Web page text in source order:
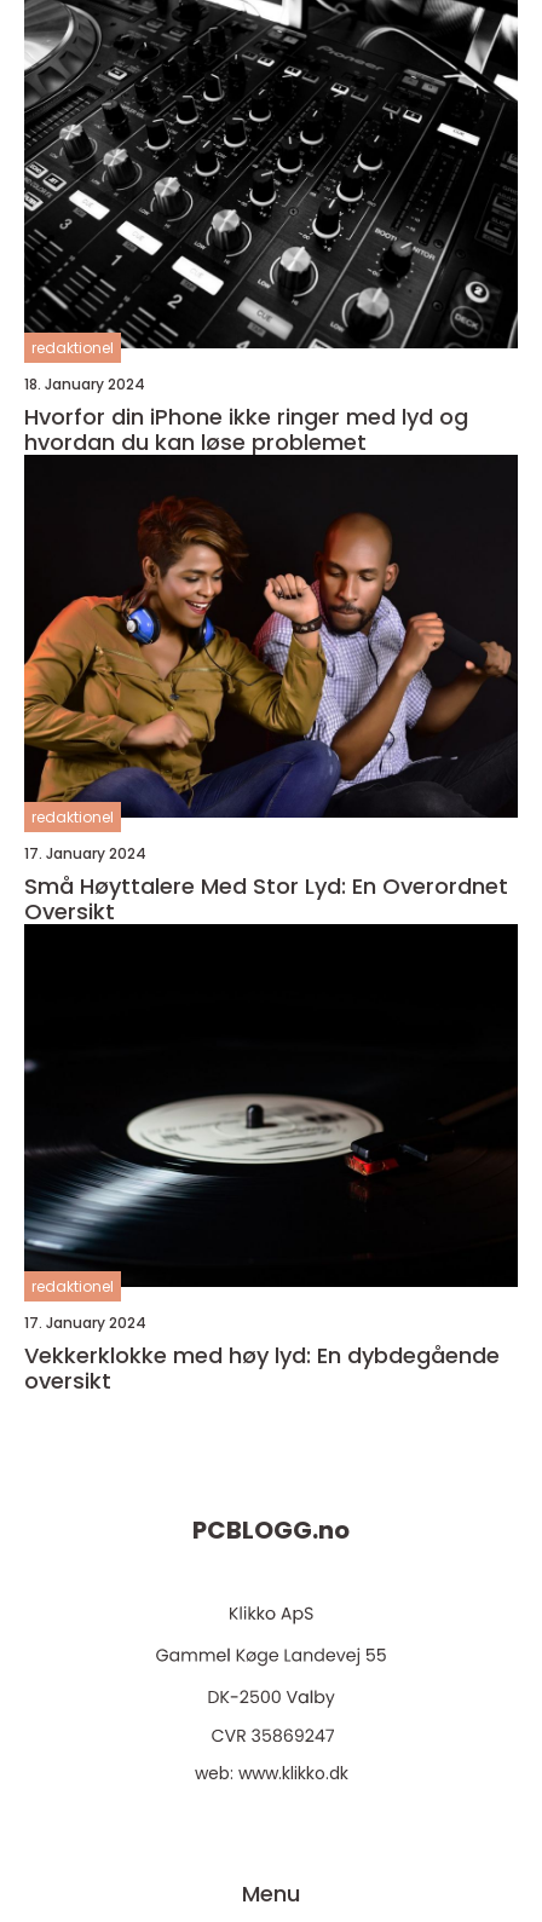
redaktionel
18. January 2024
Hvorfor din iPhone ikke ringer med lyd og
hvordan du kan løse problemet
redaktionel
17. January 2024
Små Høyttalere Med Stor Lyd: En Overordnet
Oversikt
redaktionel
17. January 2024
Vekkerklokke med høy lyd: En dybdegående
oversikt
PCBLOGG.no
web: www.klikko.dk
Menu